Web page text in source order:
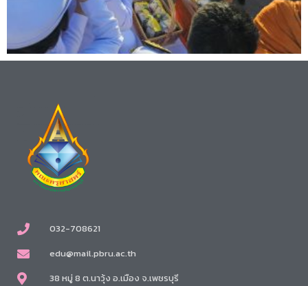
032-708621
edu@mail.pbru.ac.th
38 หมู่ 8 ต.นาวุ้ง อ.เมือง จ.เพชรบุรี